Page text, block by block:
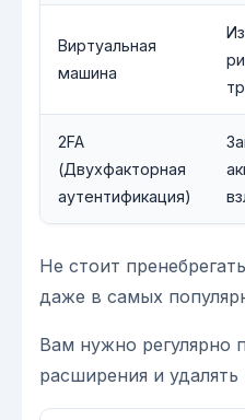
Виртуальная
машина
2FA
(Двухфакторная
аутентификация)
Не стоит
даже в самых
Вам нужно регулярно
расширения и